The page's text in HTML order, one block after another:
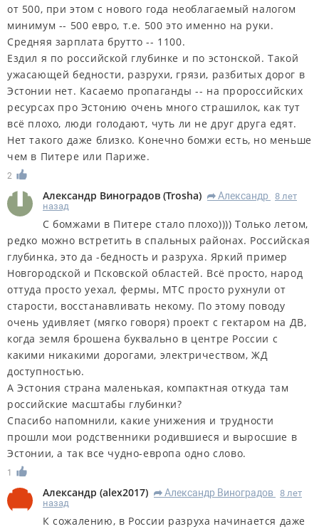
от 500, при этом с нового года необлагаемый налогом
минимум -- 500 евро, т.е. 500 это именно на руки.
Средняя зарплата брутто -- 1100.
Ездил я по российской глубинке и по эстонской. Такой
ужасающей бедности, разрухи, грязи, разбитых дорог в
Эстонии нет. Касаемо пропаганды -- на пророссийских
ресурсах про Эстонию очень много страшилок, как тут
всё плохо, люди голодают, чуть ли не друг друга едят.
Нет такого даже близко. Конечно бомжи есть, но меньше
чем в Питере или Париже.
2
Александр Виноградов (Trosha) R Александр
8 лет
назад
С бомжами в Питере стало плохо)))) Только летом,
редко можно встретить в спальных районах. Российская
глубинка, это да -бедность и разруха. Яркий пример
Новгородской и Псковской областей. Всё просто, народ
оттуда просто уехал, фермы, МТС просто рухнули от
старости, восстанавливать некому. По этому поводу
очень удивляет (мягко говоря) проект с гектаром на ДВ,
когда земля брошена буквально в центре России с
какими никакими дорогами, электричеством, ЖД
доступностью.
А Эстония страна маленькая, компактная откуда там
российские масштабы глубинки?
Спасибо напомнили, какие унижения и трудности
прошли мои родственники родившиеся и выросшие в
Эстонии, а так все чудно-европа одно слово.
1
Александр (alex2017) R Александр Виноградов
8 лет
назад
К сожалению, в России разруха начинается даже